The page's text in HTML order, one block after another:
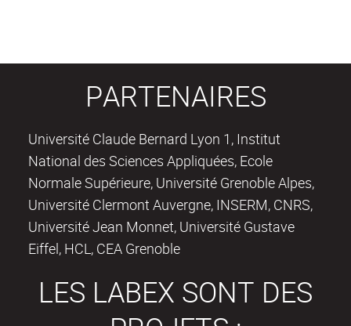
PARTENAIRES
Université Claude Bernard Lyon 1, Institut
National des Sciences Appliquées, Ecole
Normale Supérieure, Université Grenoble Alpes,
Université Clermont Auvergne, INSERM, CNRS,
Université Jean Monnet, Université Gustave
Eiffel, HCL, CEA Grenoble
LES LABEX SONT DES